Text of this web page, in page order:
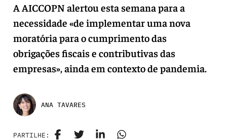
A AICCOPN alertou esta semana para a
necessidade «de implementar uma nova
moratória para o cumprimento das
obrigações fiscais e contributivas das
empresas», ainda em contexto de pandemia.
ANA TAVARES
PARTILHE: